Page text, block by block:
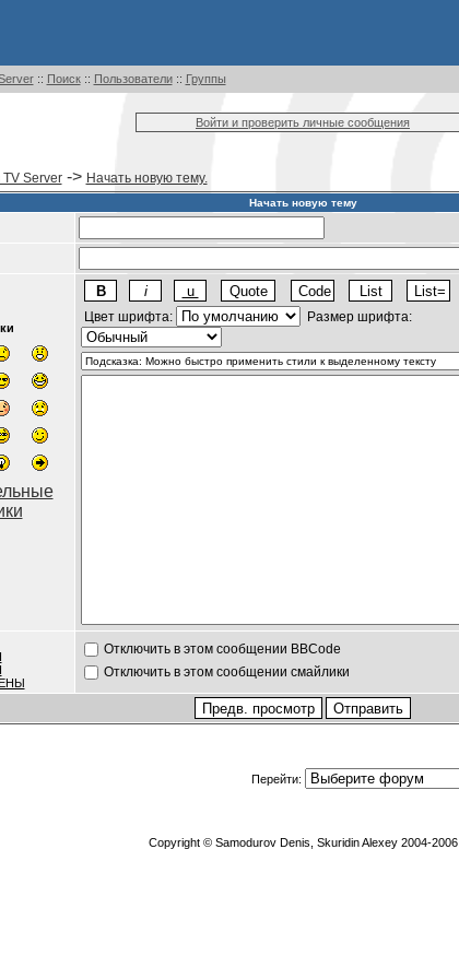
:: Поиск:: Пользователи:: Группы
Войти и проверить личные сообщения
Server-> Начать новую тему.
Начать новую тему
Цвет шрифта: Размер шрифта:
Отключить в этом сообщении BBCode
Отключить в этом сообщении смайлики
Перейти:
Copyright © Samodurov Denis, Skuridin Alexey 2004-2006